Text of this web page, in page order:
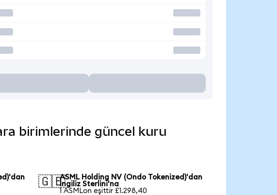
birimlerinde güncel kuru
🇬🇧ASML Holding NV (Ondo Tokenized)'dan
İngiliz Sterlini'na
1 ASMLon eşittir £1.298,40